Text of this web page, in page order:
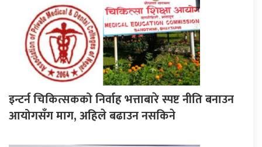
इन्टर्न चिकित्सकको निर्वाह भत्ताबारे स्पष्ट नीति बनाउन
आयोगसँग माग, अहिले बढाउन नसकिने